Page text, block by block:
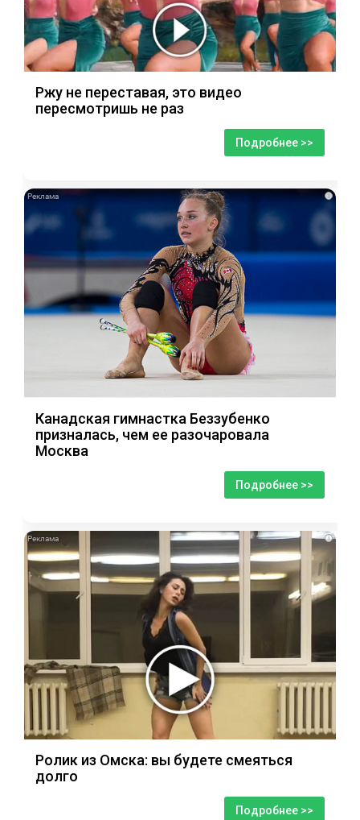
Ржу не переставая, это видео
пересмотришь не раз
Подробнее >>
i
Канадская гимнастка Беззубенко
призналась, чем ее разочаровала
Москва
Подробнее >>
i
Ролик из Омска: вы будете смеяться
долго
Подробнее >>